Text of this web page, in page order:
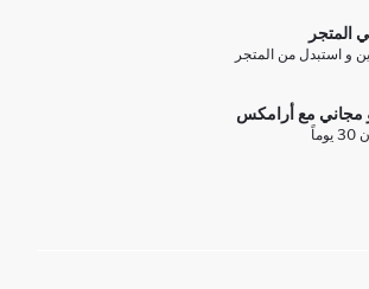
المتجر
و استبدل من المتجر
مجاني مع أرامكس